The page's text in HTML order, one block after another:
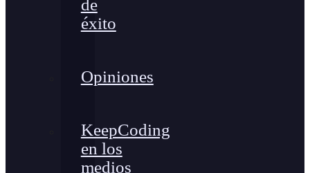
de
éxito
Opiniones
KeepCoding
en los
medios